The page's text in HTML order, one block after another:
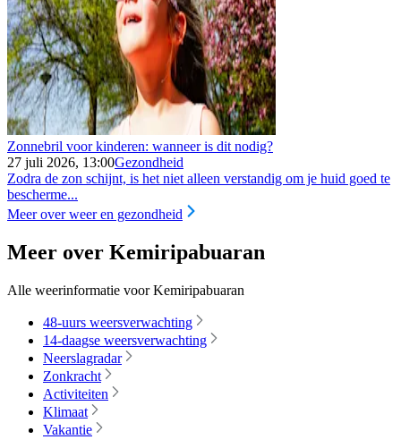
Zonnebril voor kinderen: wanneer is dit nodig?
27 juli 2026, 13:00Gezondheid
Zodra de zon schijnt, is het niet alleen verstandig om je huid goed te
bescherme...
Meer over weer en gezondheid
Meer over Kemiripabuaran
Alle weerinformatie voor Kemiripabuaran
48-uurs weersverwachting
14-daagse weersverwachting
Neerslagradar
Zonkracht
Activiteiten
Klimaat
Vakantie